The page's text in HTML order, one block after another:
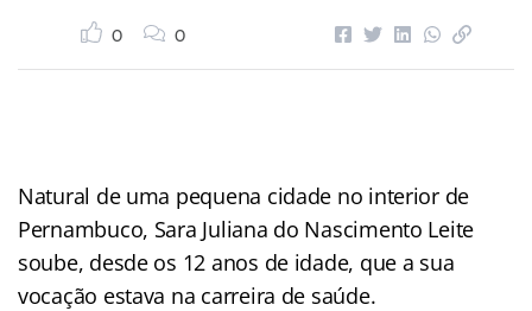
0 0
Natural de uma pequena cidade no interior de
Pernambuco, Sara Juliana do Nascimento Leite
soube, desde os 12 anos de idade, que a sua
vocação estava na carreira de saúde.